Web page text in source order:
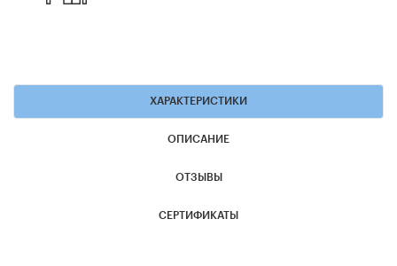
ХАРАКТЕРИСТИКИ
ОПИСАНИЕ
ОТЗЫВЫ
СЕРТИФИКАТЫ